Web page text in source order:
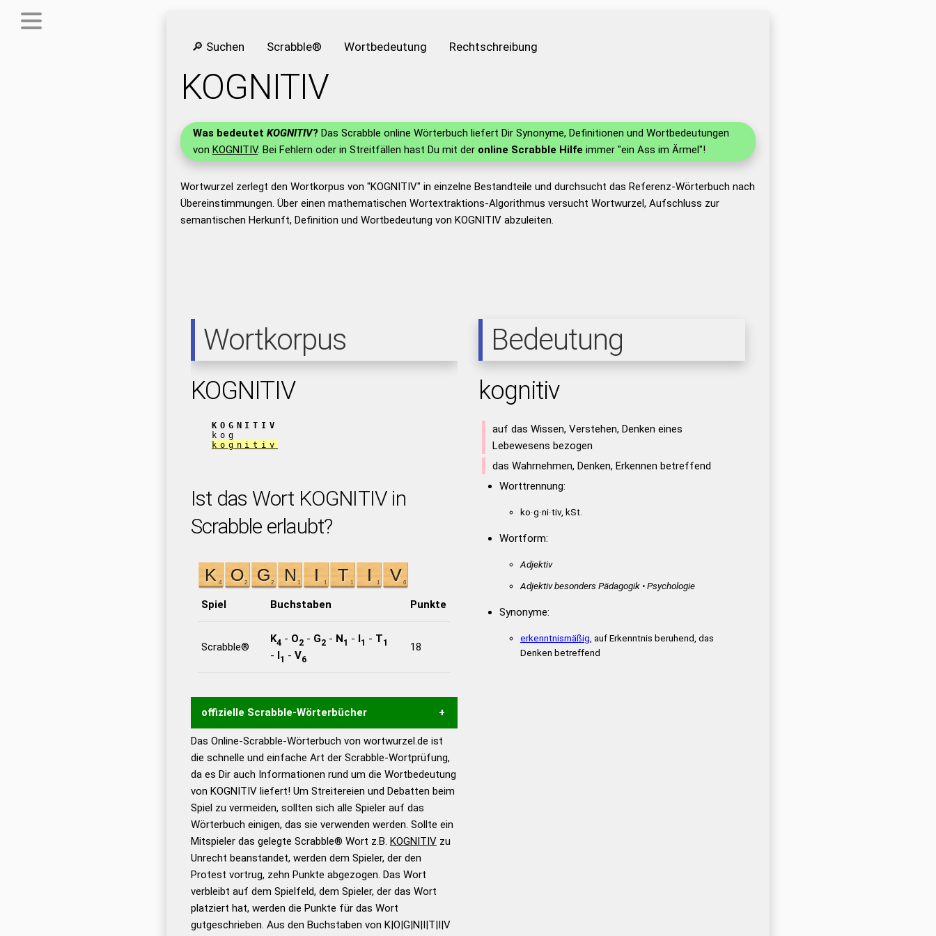
🔎 Suchen Scrabble® Wortbedeutung Rechtschreibung
KOGNITIV
Was bedeutet KOGNITIV? Das Scrabble online Wörterbuch liefert Dir Synonyme, Definitionen und Wortbedeutungen
von KOGNITIV. Bei Fehlern oder in Streitfällen hast Du mit der online Scrabble Hilfe immer "ein Ass im Ärmel"!
Wortwurzel zerlegt den Wortkorpus von "KOGNITIV" in einzelne Bestandteile und durchsucht das Referenz-Wörterbuch nach
Übereinstimmungen. Über einen mathematischen Wortextraktions-Algorithmus versucht Wortwurzel, Aufschluss zur
semantischen Herkunft, Definition und Wortbedeutung von KOGNITIV abzuleiten.
Wortkorpus
KOGNITIV
KOGNITIV
kog
kognitiv
Ist das Wort KOGNITIV in
Scrabble erlaubt?
Spiel Buchstaben Punkte
Scrabble®
K4 - O2- G2- N1 - I1 - T1
- I1 - V6
18
offizielle Scrabble-Wörterbücher
Wortwurzel liefert mit Hilfe eines semantischen
Wortanalyse-Algorithmus gute Anhaltspunkte zu
Wortbedeutung, Worttrennung und Wortform, um die
Gültigkeit eines Wortes für das Scrabble-Spiel zu
bestimmen! zugelassene Turnier Scrabble-
Wörterbücher sind:
Duden – Standardwerk in 12
Bänden
Duden – Richtiges und gutes
Deutsch
Das Online-Scrabble-Wörterbuch von wortwurzel.de ist
die schnelle und einfache Art der Scrabble-Wortprüfung,
da es Dir auch Informationen rund um die Wortbedeutung
von KOGNITIV liefert! Um Streitereien und Debatten beim
Spiel zu vermeiden, sollten sich alle Spieler auf das
Wörterbuch einigen, das sie verwenden werden. Sollte ein
Mitspieler das gelegte Scrabble® Wort z.B. KOGNITIVzu
Unrecht beanstandet, werden dem Spieler, der den
Protest vortrug, zehn Punkte abgezogen. Das Wort
verbleibt auf dem Spielfeld, dem Spieler, der das Wort
platziert hat, werden die Punkte für das Wort
gutgeschrieben. Aus den Buchstaben von K|O|G|N|I|T|I|V
Bedeutung
kognitiv
auf das Wissen, Verstehen, Denken eines
Lebewesens bezogen
das Wahrnehmen, Denken, Erkennen betreffend
Worttrennung:
ko·g·ni·tiv, kSt.
Wortform:
Adjektiv
Adjektiv besonders Pädagogik • Psychologie
Synonyme:
erkenntnismäßig , auf Erkenntnis beruhend, das
Denken betreffend